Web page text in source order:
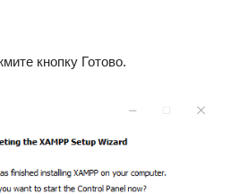
кнопку Готово.